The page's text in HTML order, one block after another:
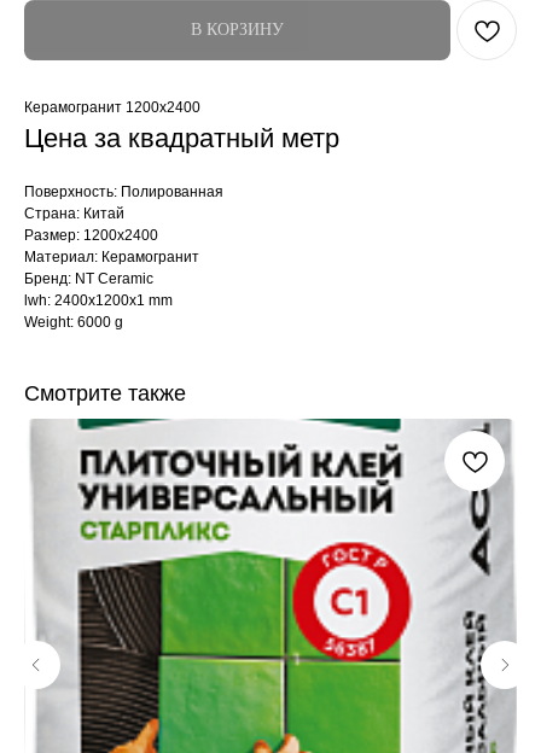
В КОРЗИНУ
Керамогранит 1200x2400
Цена за квадратный метр
Поверхность: Полированная
Страна: Китай
Размер: 1200x2400
Материал: Керамогранит
Бренд: NT Ceramic
lwh: 2400x1200x1 mm
Weight: 6000 g
Смотрите также